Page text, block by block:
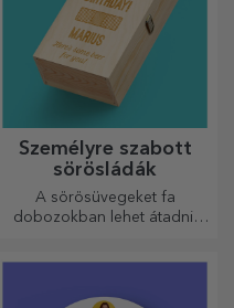
Személyre szabott
sörösládák
A sörösüvegeket fa
dobozokban lehet átadni,